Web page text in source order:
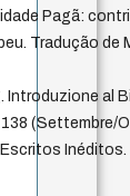
Pagã:
Tradução de
Introduzione al
138 (Settembre/
Inéditos.